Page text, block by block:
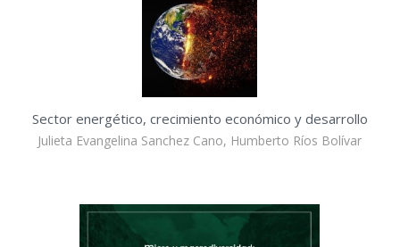
Sector energético, crecimiento económico y desarrollo
Julieta Evangelina Sanchez Cano, Humberto Ríos Bolívar